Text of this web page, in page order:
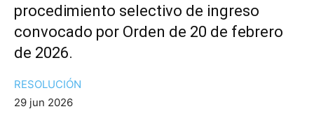
procedimiento selectivo de ingreso
convocado por Orden de 20 de febrero
de 2026.
RESOLUCIÓN
29 jun 2026